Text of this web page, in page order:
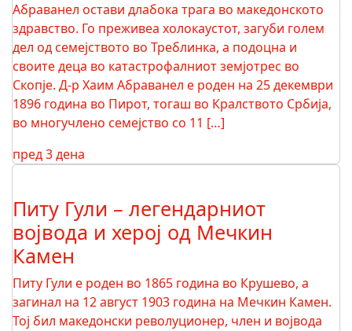
Абраванел остави длабока трага во македонското
здравство. Го преживеа холокаустот, загуби голем
дел од семејството во Треблинка, а подоцна и
своите деца во катастрофалниот земјотрес во
Скопје. Д-р Хаим Абраванел е роден на 25 декември
1896 година во Пирот, тогаш во Кралството Србија,
во многучлено семејство со 11 […]
пред 3 дена
Питу Гули – легендарниот
војвода и херој од Мечкин
Камен
Питу Гули е роден во 1865 година во Крушево, а
загинал на 12 август 1903 година на Мечкин Камен.
Тој бил македонски револуционер, член и војвода